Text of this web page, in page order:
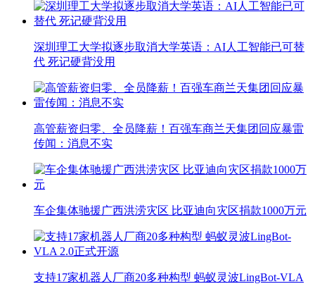
深圳理工大学拟逐步取消大学英语：AI人工智能已可替
代 死记硬背没用
高管薪资归零、全员降薪！百强车商兰天集团回应暴雷
传闻：消息不实
车企集体驰援广西洪涝灾区 比亚迪向灾区捐款1000万元
支持17家机器人厂商20多种构型 蚂蚁灵波LingBot-VLA